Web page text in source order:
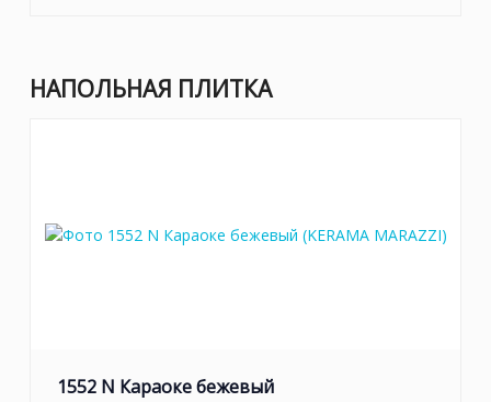
НАПОЛЬНАЯ ПЛИТКА
1552 N Караоке бежевый